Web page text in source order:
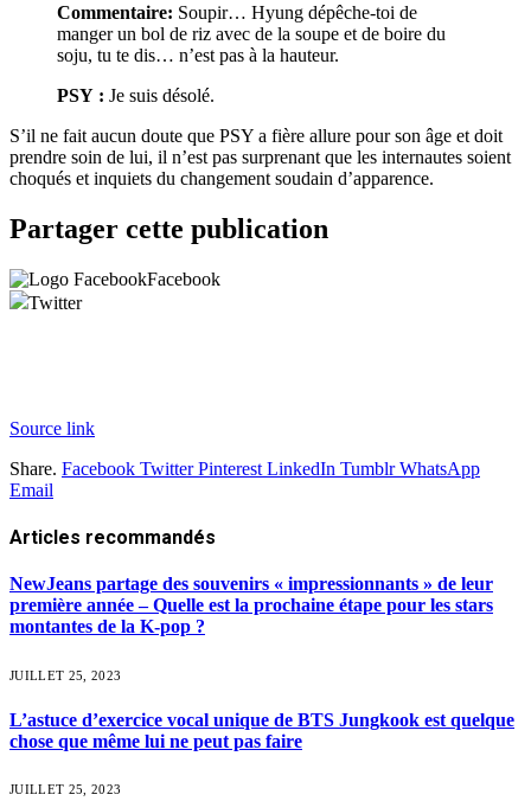
Commentaire: Soupir… Hyung dépêche-toi de
manger un bol de riz avec de la soupe et de boire du
soju, tu te dis… n’est pas à la hauteur.
PSY : Je suis désolé.
S’il ne fait aucun doute que PSY a fière allure pour son âge et doit
prendre soin de lui, il n’est pas surprenant que les internautes soient
choqués et inquiets du changement soudain d’apparence.
Partager cette publication
Facebook
Twitter
Source link
Share. Facebook Twitter Pinterest LinkedIn Tumblr WhatsApp
Email
Articles recommandés
NewJeans partage des souvenirs « impressionnants » de leur
première année – Quelle est la prochaine étape pour les stars
montantes de la K-pop ?
JUILLET 25, 2023
L’astuce d’exercice vocal unique de BTS Jungkook est quelque
chose que même lui ne peut pas faire
JUILLET 25, 2023